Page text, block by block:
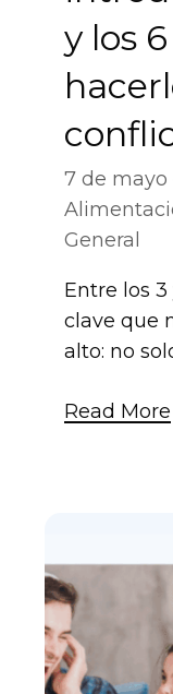
y los
7 de mayo
General
Entre los
clave que
alto: no
Read More